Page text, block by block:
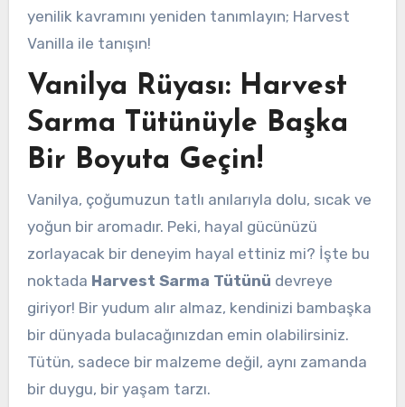
yenilik kavramını yeniden tanımlayın; Harvest
Vanilla ile tanışın!
Vanilya Rüyası: Harvest
Sarma Tütünüyle Başka
Bir Boyuta Geçin!
Vanilya, çoğumuzun tatlı anılarıyla dolu, sıcak ve
yoğun bir aromadır. Peki, hayal gücünüzü
zorlayacak bir deneyim hayal ettiniz mi? İşte bu
noktada Harvest Sarma Tütünü devreye
giriyor! Bir yudum alır almaz, kendinizi bambaşka
bir dünyada bulacağınızdan emin olabilirsiniz.
Tütün, sadece bir malzeme değil, aynı zamanda
bir duygu, bir yaşam tarzı.